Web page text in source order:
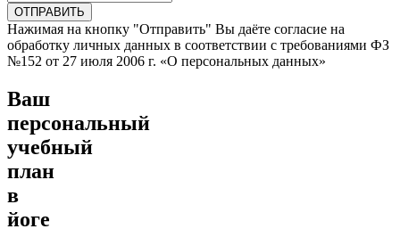
ОТПРАВИТЬ
Нажимая на кнопку "Отправить" Вы даёте согласие на
обработку личных данных в соответствии с требованиями ФЗ
№152 от 27 июля 2006 г. «О персональных данных»
Ваш
персональный
учебный
план
в
йоге